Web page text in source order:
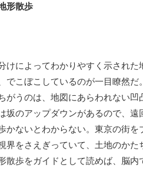
形散歩
けによってわかりやすく示され
でこぼこしているのが一目瞭然
がうのは、地図にあらわれない
坂のアップダウンがあるので、
かないとわからない。東京の街
界をさえぎっていて、土地のか
散歩をガイドとして読めば、脳